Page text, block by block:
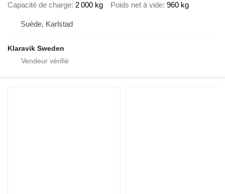
Capacité de charge 2 000 kg Poids net à vide 960 kg
Suède, Karlstad
Klaravik Sweden